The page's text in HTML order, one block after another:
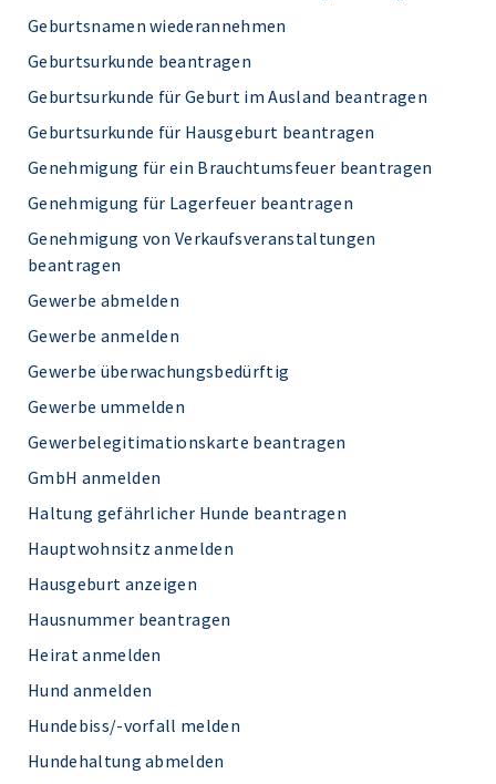
Geburtsnamen wiederannehmen
Geburtsurkunde beantragen
Geburtsurkunde für Geburt im Ausland beantragen
Geburtsurkunde für Hausgeburt beantragen
Genehmigung für ein Brauchtumsfeuer beantragen
Genehmigung für Lagerfeuer beantragen
Genehmigung von Verkaufsveranstaltungen
beantragen
Gewerbe abmelden
Gewerbe anmelden
Gewerbe überwachungsbedürftig
Gewerbe ummelden
Gewerbelegitimationskarte beantragen
GmbH anmelden
Haltung gefährlicher Hunde beantragen
Hauptwohnsitz anmelden
Hausgeburt anzeigen
Hausnummer beantragen
Heirat anmelden
Hund anmelden
Hundebiss/-vorfall melden
Hundehaltung abmelden